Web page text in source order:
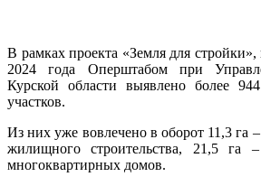
В рамках проекта «Земля для
2024 года Оперштабом при
Курской области выявлено более
участков.
Из них уже вовлечено в оборот 11,3 га
жилищного строительства, 21,5 га
многоквартирных домов.